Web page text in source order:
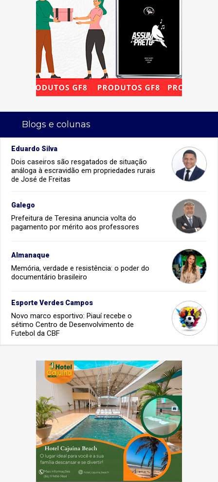
Blogs e colunas
Eduardo Silva
Dois caseiros são resgatados de situação
análoga à escravidão em propriedades rurais
de José de Freitas
Galego
Prefeitura de Teresina anuncia volta do
pagamento por mérito aos professores
Almanaque
Memória, verdade e resistência: o poder do
documentário brasileiro
Esporte Verdes Campos
Novo marco esportivo: Piauí recebe o
sétimo Centro de Desenvolvimento de
Futebol da CBF